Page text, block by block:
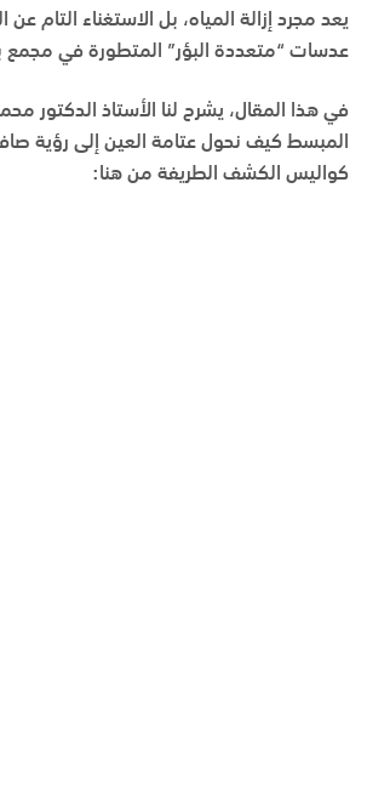
يعد مجرد إزالة المياه، بل الاستغناء التام عن
عدسات “متعددة البؤر” المتطورة في مجمع
في هذا المقال، يشرح لنا الأستاذ الدكتور
كواليس الكشف الطريفة من هنا: